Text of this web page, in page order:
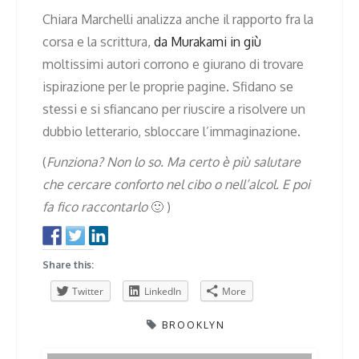
Chiara Marchelli analizza anche il rapporto fra la
corsa e la scrittura, da Murakami in giù
moltissimi autori corrono e giurano di trovare
ispirazione per le proprie pagine. Sfidano se
stessi e si sfiancano per riuscire a risolvere un
dubbio letterario, sbloccare l’immaginazione.
(Funziona? Non lo so. Ma certo è più salutare
che cercare conforto nel cibo o nell’alcol. E poi
fa fico raccontarlo🙂 )
Share this:
Twitter LinkedIn More
BROOKLYN